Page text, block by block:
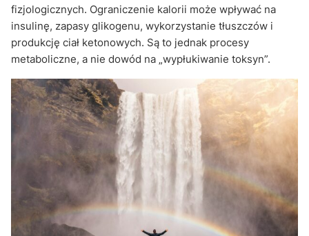
fizjologicznych. Ograniczenie kalorii może wpływać na
insulinę, zapasy glikogenu, wykorzystanie tłuszczów i
produkcję ciał ketonowych. Są to jednak procesy
metaboliczne, a nie dowód na „wypłukiwanie toksyn”.